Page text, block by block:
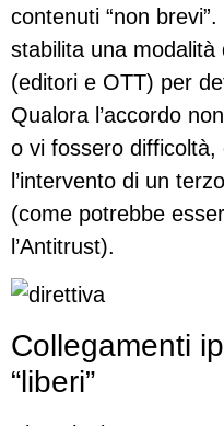
contenuti “non
stabilita una
(editori e OTT) per
Qualora l’accordo
o vi fossero
l’intervento di un
(come potrebbe
l’Antitrust).
Collegamenti
“liberi”